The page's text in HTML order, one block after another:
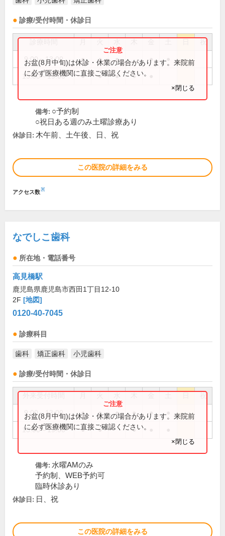
診療/受付時間・休診日
祝
9:00～13:00 ● ● ● ●
15:00～19:00 ● ● ● ●
お盆(8月中旬)は休診・休業の場合があります。来院前
に必ず医療機関に直接ご確認ください。
×閉じる
備考: ○予約制
○祝日ある週のみ土曜診療あり
休診日: 木午前、土午後、日、祝
この医院の詳細をみる
アクセス数※
なでしこ歯科
所在地・電話番号
高見橋駅
鹿児島県鹿児島市西田1丁目12-10
2F [地図]
0120-40-7045
診療科目
歯科 矯正歯科 小児歯科
診療/受付時間・休診日
祝
9:00～13:00 ● ● ● ● ●
15:00～19:00 ● ● ●
お盆(8月中旬)は休診・休業の場合があります。来院前
に必ず医療機関に直接ご確認ください。
×閉じる
備考: 水曜AMのみ
予約制、WEB予約可
臨時休診あり
休診日: 日、祝
この医院の詳細をみる